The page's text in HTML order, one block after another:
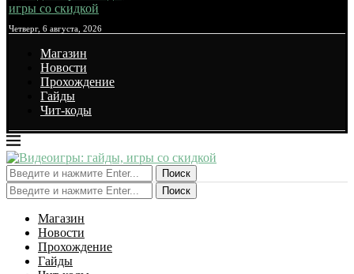
Четверг, 6 августа, 2026
Магазин
Новости
Прохождение
Гайды
Чит-коды
Поиск
Поиск
Магазин
Новости
Прохождение
Гайды